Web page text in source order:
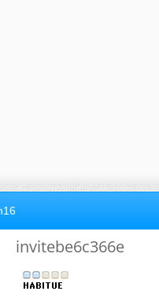
invitebe6c366e